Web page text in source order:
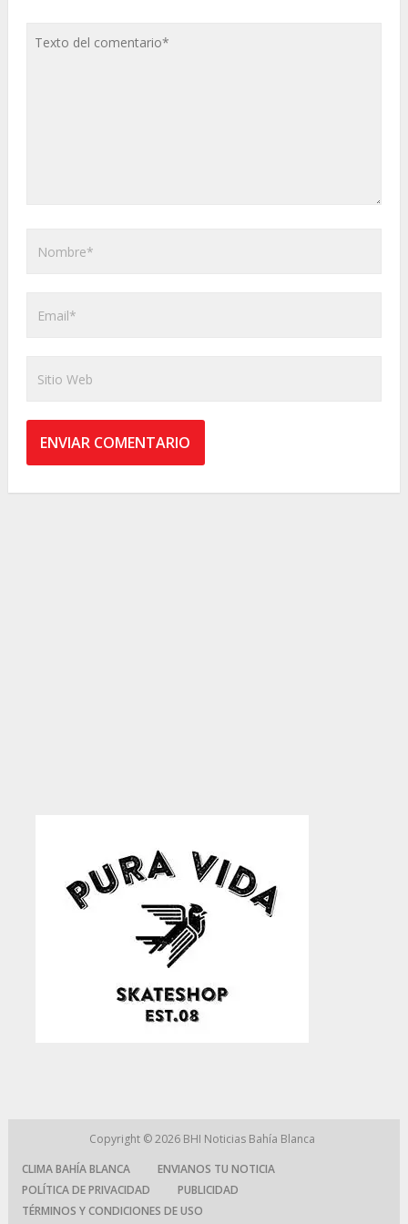
Copyright © 2026 BHI Noticias Bahía Blanca
CLIMA BAHÍA BLANCA
ENVIANOS TU NOTICIA
POLÍTICA DE PRIVACIDAD
PUBLICIDAD
TÉRMINOS Y CONDICIONES DE USO